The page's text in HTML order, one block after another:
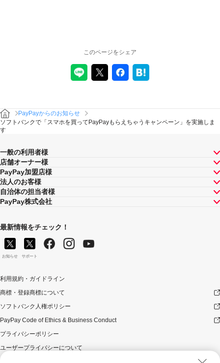
このページをシェア
PayPayからのお知らせ
ソフトバンクで「スマホを買ってPayPayもらえちゃうキャンペーン」を実施しま
す
一般の利用者様
店舗オーナー様
PayPay加盟店様
法人のお客様
自治体の担当者様
PayPay株式会社
最新情報をチェック！
お知らせ サポート
利用規約・ガイドライン
商標・登録商標について
ソフトバンク人権ポリシー
PayPay Code of Ethics & Business Conduct
プライバシーポリシー
ユーザープライバシーについて